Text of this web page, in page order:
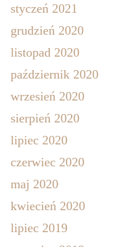
styczeń 2021
grudzień 2020
listopad 2020
październik 2020
wrzesień 2020
sierpień 2020
lipiec 2020
czerwiec 2020
maj 2020
kwiecień 2020
lipiec 2019